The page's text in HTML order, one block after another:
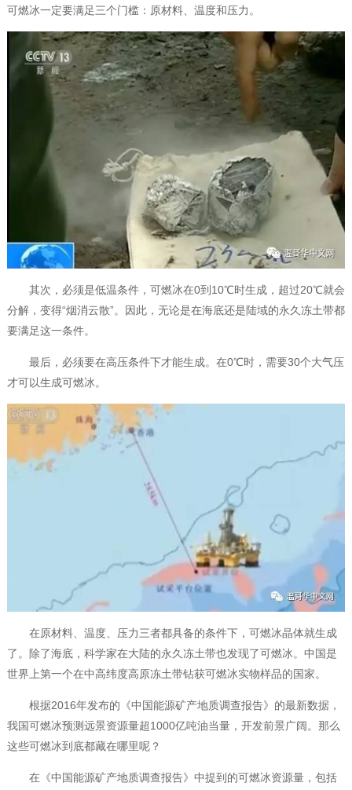
可燃冰一定要满足三个门槛：原材料、温度和压力。
其次，必须是低温条件，可燃冰在0到10℃时生成，超过20℃就会
分解，变得“烟消云散”。因此，无论是在海底还是陆域的永久冻土带都
要满足这一条件。
最后，必须要在高压条件下才能生成。在0℃时，需要30个大气压
才可以生成可燃冰。
在原材料、温度、压力三者都具备的条件下，可燃冰晶体就生成
了。除了海底，科学家在大陆的永久冻土带也发现了可燃冰。中国是
世界上第一个在中高纬度高原冻土带钻获可燃冰实物样品的国家。
根据2016年发布的《中国能源矿产地质调查报告》的最新数据，
我国可燃冰预测远景资源量超1000亿吨油当量，开发前景广阔。那么
这些可燃冰到底都藏在哪里呢？
在《中国能源矿产地质调查报告》中提到的可燃冰资源量，包括